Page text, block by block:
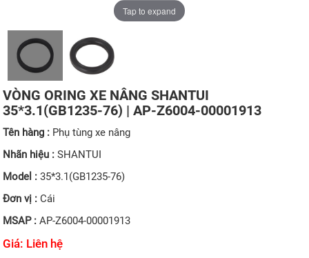
Tap to expand
VÒNG ORING XE NÂNG SHANTUI
35*3.1(GB1235-76) | AP-Z6004-00001913
Tên hàng : Phụ tùng xe nâng
Nhãn hiệu :SHANTUI
Model :35*3.1(GB1235-76)
Đơn vị :Cái
MSAP :AP-Z6004-00001913
Giá: Liên hệ